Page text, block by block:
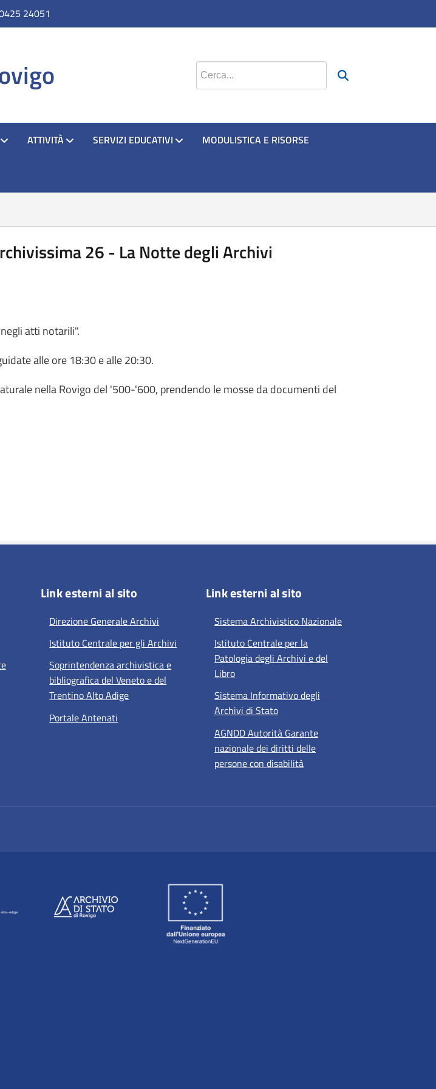
24051
ATTIVITÀ SERVIZI EDUCATIVI MODULISTICA E RISORSE
26 - La Notte degli Archivi
atti notarili".
alle ore 18:30 e alle 20:30.
nella Rovigo del '500-'600, prendendo le mosse da documenti del
Link esterni al sito
Direzione Generale Archivi
Istituto Centrale per gli Archivi
Soprintendenza archivistica e
bibliografica del Veneto e del
Trentino Alto Adige
Portale Antenati
Link esterni al sito
Sistema Archivistico Nazionale
Istituto Centrale per la
Patologia degli Archivi e del
Libro
Sistema Informativo degli
Archivi di Stato
AGNDD Autorità Garante
nazionale dei diritti delle
persone con disabilità
in una nuova scheda